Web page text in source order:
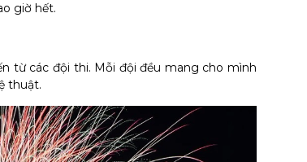
giờ hết.
từ các đội thi. Mỗi đội đều mang cho mình
thuật.